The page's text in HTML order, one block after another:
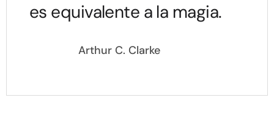
es equivalente a la magia.
Arthur C. Clarke